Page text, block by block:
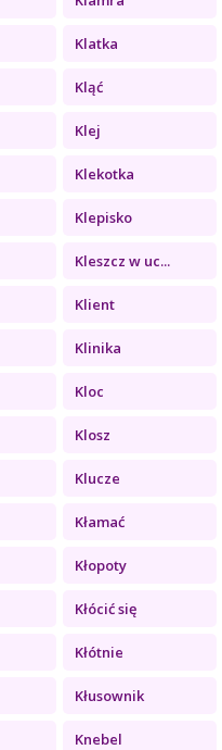
Klatka
Kląć
Klej
Klekotka
Klepisko
Kleszcz w uc...
Klient
Klinika
Kloc
Klosz
Klucze
Kłamać
Kłopoty
Kłócić się
Kłótnie
Kłusownik
Knebel